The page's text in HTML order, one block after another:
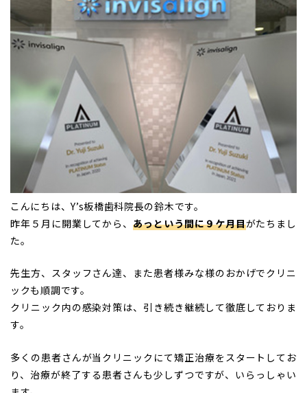
こんにちは、Y’s板橋歯科院長の鈴木です。
昨年５月に開業してから、あっという間に９ケ月目がたちまし
た。
先生方、スタッフさん達、また患者様みな様のおかげでクリニ
ックも順調です。
クリニック内の感染対策は、引き続き継続して徹底しておりま
す。
多くの患者さんが当クリニックにて矯正治療をスタートしてお
り、治療が終了する患者さんも少しずつですが、いらっしゃい